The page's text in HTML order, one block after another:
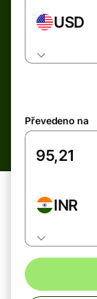
USD
Převedeno na
INR